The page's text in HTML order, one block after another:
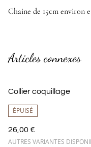
Chaine de 15cm environ
Articles connexes
Collier coquillage
ÉPUISÉ
26,00 €
AUTRES VARIANTES